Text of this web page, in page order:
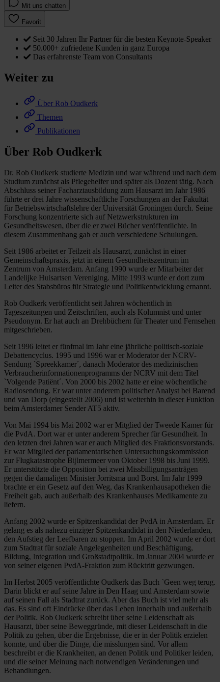
Mit uns chatten
Favorit
Seit 30 Jahren Ihr Partner für die besten Keynote-Speaker
50.000+ zufriedene Kunden in ganz Europa
Das erfahrenste Team von Consultants
Weiter zu
Über Rob Oudkerk
Themen
Publikationen
Über Rob Oudkerk
Dr. Rob Oudkerk studierte Medizin und war während und nach dem
Studium zunächst als Pflegehelfer und später als Dozent tätig. Nach
Abschluss seiner Facharztausbildung zum Hausarzt im Jahr 1986
führte er drei Jahre wissenschaftliche Forschungen an der Fakultät
für Betriebswirtschaftslehre der Universität Groningen durch. Seine
Forschung konzentrierte sich auf Netzwerkstrukturen im
Gesundheitswesen, über die er zwei Bücher veröffentlichte. In
diesem Zusammenhang gab er auch verschiedene Schulungen.
Seit 1986 arbeitet er Teilzeit als Hausarzt, zunächst in einer
Gemeinschaftspraxis, jetzt in einem Gesundheitszentrum im
Zentrum von Amsterdam. Anfang 1990 wurde er Mitarbeiter der
Landelijke Huisartsen Vereniging. Mitte 1993 wurde er dort zum
Leiter des Stabsbüros für Strategie und Politikentwicklung ernannt.
Rob Oudkerk veröffentlicht seit Jahren wöchentlich in
Tageszeitungen und Zeitschriften, auch als Kolumnist und unter
Pseudonym. Er hat auch an Drehbüchern für Theater und Fernsehen
mitgeschrieben.
Seit 1996 leitet er fünfmal im Jahr eine jährliche politisch-soziale
Debattencyclus. 1995 und 1996 war er Moderator der NCRV-
Sendung `Spreekkamer´, danach Moderator des medizinischen
Verbraucherinformationenprogramms der NCRV mit dem Titel
`Volgende Patiënt´. Von 2000 bis 2002 hatte er eine wöchentliche
Radiosendung. Er war unter anderem politischer Analyst bei Barend
und van Dorp (eingestellt 2006) und ist weiterhin in dieser Funktion
beim Amsterdamer Sender AT5 aktiv.
Von Mai 1994 bis Mai 2002 war er Mitglied der Tweede Kamer für
die PvdA. Dort war er unter anderem Sprecher für Gesundheit. In
den letzten drei Jahren war er auch Mitglied des Fraktionsvorstands.
Er war Mitglied der parlamentarischen Untersuchungskommission
zur Flugkatastrophe Bijlmermeer von Oktober 1998 bis Juni 1999.
Er unterstützte die Opposition bei zwei Missbilligungsanträgen
gegen die damaligen Minister Jorritsma und Borst. Im Jahr 1999
brachte er ein Gesetz auf den Weg, das Krankenhausapotheken die
Freiheit gab, auch außerhalb des Krankenhauses Medikamente zu
liefern.
Anfang 2002 wurde er Spitzenkandidat der PvdA in Amsterdam. Er
gelang es als nahezu einziger Spitzenkandidat in den Niederlanden,
den Aufstieg der Leefbaren zu stoppen. Im April 2002 wurde er dort
zum Stadtrat für soziale Angelegenheiten und Beschäftigung,
Bildung, Integration und Großstadtpolitik. Im Januar 2004 wurde er
von seiner eigenen PvdA-Fraktion zum Rücktritt gezwungen.
Im Herbst 2005 veröffentlichte Oudkerk das Buch `Geen weg terug.
Darin blickt er auf seine Jahre in Den Haag und Amsterdam sowie
auf seinen Fall als Stadtrat zurück. Aber das Buch ist viel mehr als
das. Es sind oft Eindrücke über das Leben innerhalb und außerhalb
der Politik. Rob Oudkerk schreibt über seine Leidenschaft als
Hausarzt, über seine Beweggründe, mit dieser Leidenschaft in die
Politik zu gehen, über die Ergebnisse, die er in der Politik erzielen
konnte, und über die Dinge, die misslungen sind. Vor allem
beschreibt er die Krankheiten, an denen Politik und Politiker leiden,
und die seiner Meinung nach notwendigen Veränderungen und
Behandlungen.